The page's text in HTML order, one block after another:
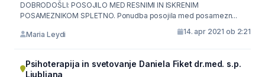
DOBRODOŠLI: POSOJILO MED RESNIMI IN ISKRENIM
POSAMEZNIKOM SPLETNO. Ponudba posojila med posamezn...
Maria Leydi 14. apr 2021 ob 2:21
Psihoterapija in svetovanje Daniela Fiket dr.med. s.p.
Ljubljana